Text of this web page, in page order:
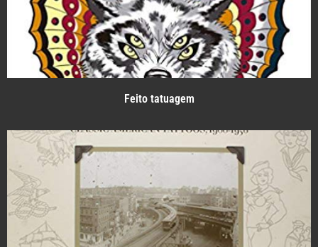
Feito tatuagem